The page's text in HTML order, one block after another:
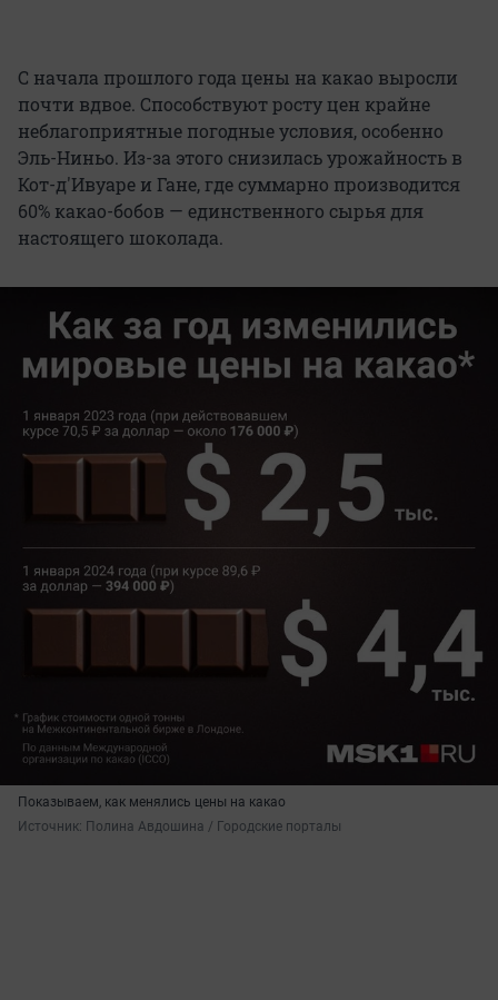
С начала прошлого года цены на какао выросли
почти вдвое. Способствуют росту цен крайне
неблагоприятные погодные условия, особенно
Эль-Ниньо. Из-за этого снизилась урожайность в
Кот-д'Ивуаре и Гане, где суммарно производится
60% какао-бобов — единственного сырья для
настоящего шоколада.
Показываем, как менялись цены на какао
Источник: Полина Авдошина / Городские порталы